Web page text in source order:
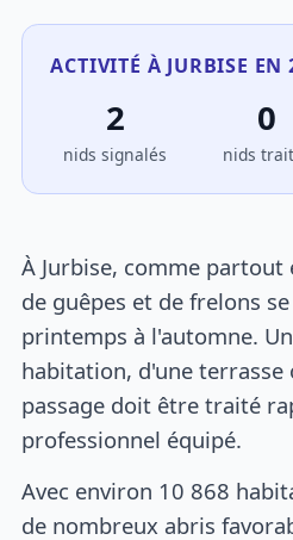
ACTIVITÉ À JURBISE EN
2
nids signalés
0
nids
À Jurbise, comme partout
de guêpes et de frelons
printemps à l'automne.
habitation, d'une terrasse
passage doit être traité
professionnel équipé.
Avec environ 10 868
de nombreux abris